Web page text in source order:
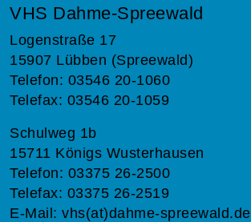
VHS Dahme-Spreewald
Logenstraße 17
15907 Lübben (Spreewald)
Telefon: 03546 20-1060
Telefax: 03546 20-1059
Schulweg 1b
15711 Königs Wusterhausen
Telefon: 03375 26-2500
Telefax: 03375 26-2519
E-Mail: vhs(at)dahme-spreewald.de